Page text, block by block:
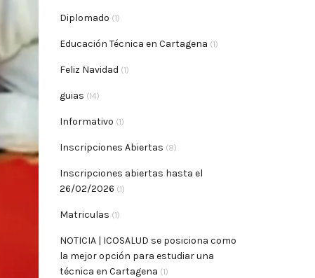
Diplomado (1)
Educación Técnica en Cartagena (1)
Feliz Navidad (1)
guias (14)
Informativo (1)
Inscripciones Abiertas (8)
Inscripciones abiertas hasta el
26/02/2026 (1)
Matriculas (1)
NOTICIA | ICOSALUD se posiciona como
la mejor opción para estudiar una
técnica en Cartagena (1)